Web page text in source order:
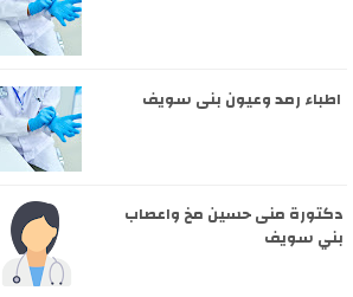
اطباء رمد وعيون بنى سويف
دكتورة منى حسين مخ واعصاب
بني سويف